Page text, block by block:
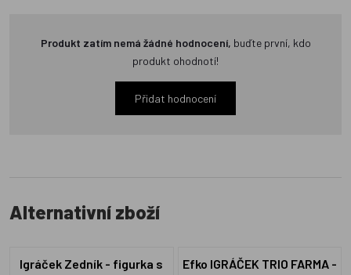
Produkt zatím nemá žádné hodnocení, buďte první, kdo
produkt ohodnotí!
Přidat hodnocení
Alternativní zboží
Igráček Zedník - figurka s
Efko IGRÁČEK TRIO FARMA -